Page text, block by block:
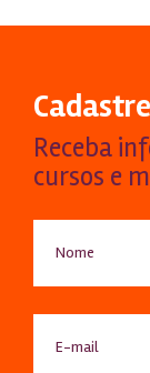
Receba
cursos e